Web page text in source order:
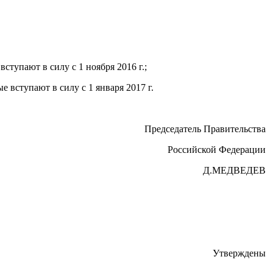
в силу с 1 ноября 2016 г.;
вступают в силу с 1 января 2017 г.
Председатель Правительства
Российской Федерации
Д.МЕДВЕДЕВ
Утверждены